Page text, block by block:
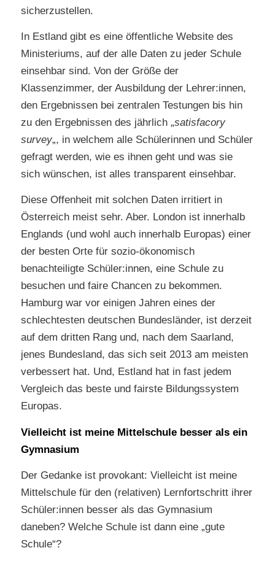
sicherzustellen.
In Estland gibt es eine öffentliche Website des
Ministeriums, auf der alle Daten zu jeder Schule
einsehbar sind. Von der Größe der
Klassenzimmer, der Ausbildung der Lehrer:innen,
den Ergebnissen bei zentralen Testungen bis hin
zu den Ergebnissen des jährlich „satisfacory
survey„, in welchem alle Schülerinnen und Schüler
gefragt werden, wie es ihnen geht und was sie
sich wünschen, ist alles transparent einsehbar.
Diese Offenheit mit solchen Daten irritiert in
Österreich meist sehr. Aber. London ist innerhalb
Englands (und wohl auch innerhalb Europas) einer
der besten Orte für sozio-ökonomisch
benachteiligte Schüler:innen, eine Schule zu
besuchen und faire Chancen zu bekommen.
Hamburg war vor einigen Jahren eines der
schlechtesten deutschen Bundesländer, ist derzeit
auf dem dritten Rang und, nach dem Saarland,
jenes Bundesland, das sich seit 2013 am meisten
verbessert hat. Und, Estland hat in fast jedem
Vergleich das beste und fairste Bildungssystem
Europas.
Vielleicht ist meine Mittelschule besser als ein
Gymnasium
Der Gedanke ist provokant: Vielleicht ist meine
Mittelschule für den (relativen) Lernfortschritt ihrer
Schüler:innen besser als das Gymnasium
daneben? Welche Schule ist dann eine „gute
Schule“?